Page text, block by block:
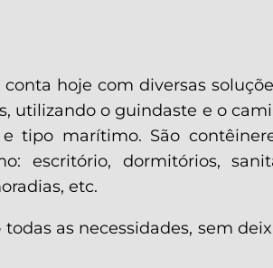
hoje com diversas
utilizando o guindaste e o
tipo marítimo. São
escritório, dormitórios,
etc.
as necessidades, sem